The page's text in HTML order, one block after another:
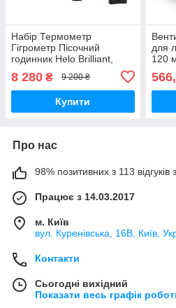
Набір Термометр
Гігрометр Пісочний
годинник Helo Brilliant,
чорний для лазні та сауни
8 280 ₴ 9 200 ₴
Купити
для
120
Про нас
98% позитивних з 113 відгуків
Працює з 14.03.2017
м. Київ
вул. Куренівська, 16В, Київ,
Контакти
Сьогодні вихідний
Показати весь графік